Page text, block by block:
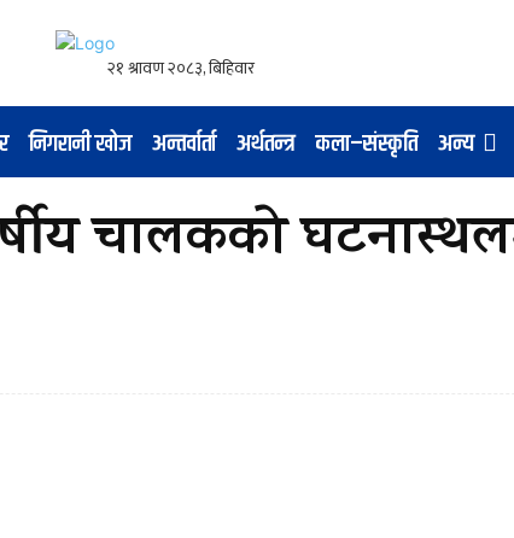
निगरानी खोज अन्तर्वार्ता अर्थतन्त्र कला–संस्कृति अन्य
चालकको